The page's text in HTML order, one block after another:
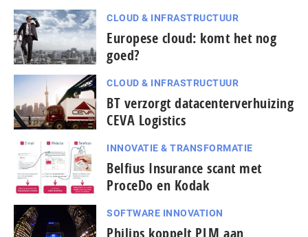
CLOUD & INFRASTRUCTUUR
Europese cloud: komt het nog
goed?
CLOUD & INFRASTRUCTUUR
BT verzorgt datacenterverhuizing
CEVA Logistics
INNOVATIE & TRANSFORMATIE
Belfius Insurance scant met
ProceDo en Kodak
SOFTWARE INNOVATION
Philips koppelt PLM aan
pagina